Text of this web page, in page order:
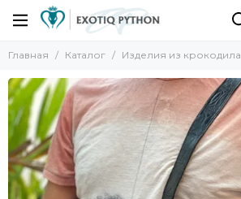
Главная Каталог Изделия из крокодила